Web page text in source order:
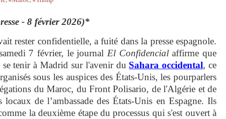
- 8 février 2026)*
rester confidentielle, a fuité dans la presse espagnole.
7 février, le journal El Confidencialaffirme que
tenir à Madrid sur l'avenir du Sahara occidental, ce
sous les auspices des États-Unis, les pourparlers
du Maroc, du Front Polisario, de l'Algérie et de
de l’ambassade des États-Unis en Espagne. Ils
la deuxième étape du processus qui s'est ouvert à